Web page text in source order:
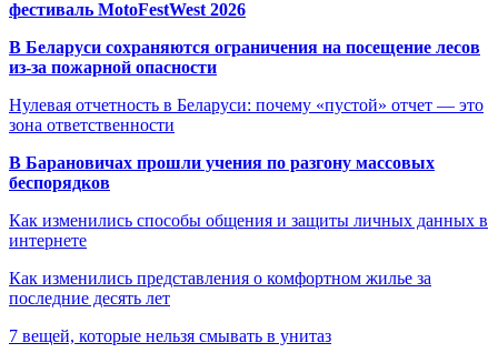
фестиваль MotoFestWest 2026
В Беларуси сохраняются ограничения на посещение лесов
из-за пожарной опасности
Нулевая отчетность в Беларуси: почему «пустой» отчет — это
зона ответственности
В Барановичах прошли учения по разгону массовых
беспорядков
Как изменились способы общения и защиты личных данных в
интернете
Как изменились представления о комфортном жилье за
последние десять лет
7 вещей, которые нельзя смывать в унитаз